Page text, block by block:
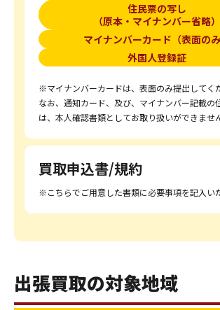
住民票の写し
（原本・マイナンバー省略）
マイナンバーカード（表面のみ
外国人登録証
※マイナンバーカードは、表面のみ提出してく
なお、通知カード、及び、マイナンバー記載の
は、本人確認書類としてお取り扱いができませ
買取申込書/規約
※こちらでご用意した書類に必要事項を記入い
出張買取の対象地域